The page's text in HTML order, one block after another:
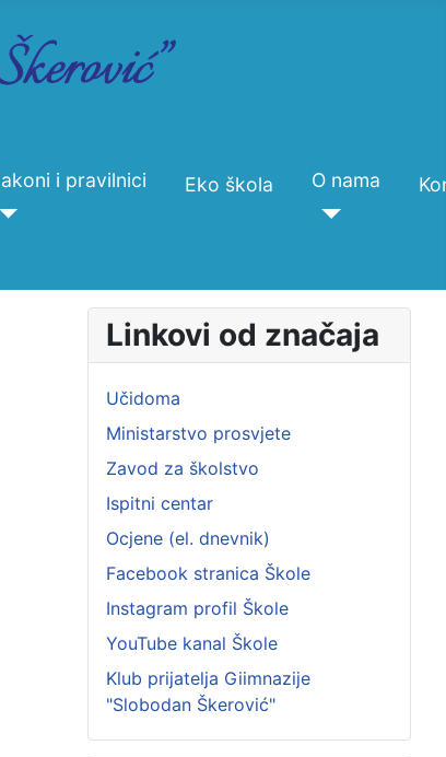
i pravilnici Eko škola O nama
Linkovi od značaja
Učidoma
Ministarstvo prosvjete
Zavod za školstvo
Ispitni centar
Ocjene (el. dnevnik)
Facebook stranica Škole
Instagram profil Škole
YouTube kanal Škole
Klub prijatelja Giimnazije
"Slobodan Škerović"